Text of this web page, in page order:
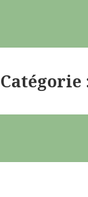
Catégorie